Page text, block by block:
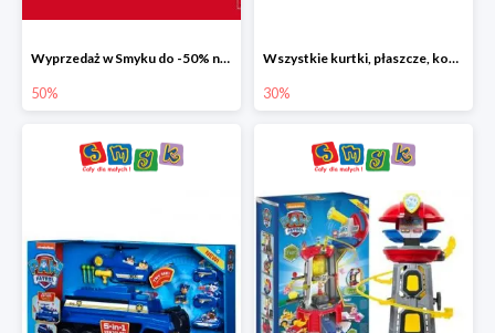
Wyprzedaż w Smyku do -50% na ubrania i buty
50%
Wszystkie kurtki, płaszcze, kombinezony i spodnie narciarskie -30%
30%